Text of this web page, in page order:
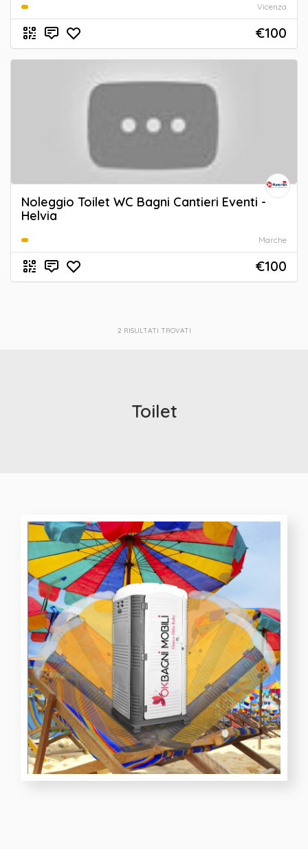
Vicenza
€100
Noleggio Toilet WC Bagni Cantieri Eventi -
Helvia
Marche
€100
2 RISULTATI TROVATI
Toilet